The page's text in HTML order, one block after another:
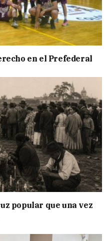
en el Prefederal
popular que una vez